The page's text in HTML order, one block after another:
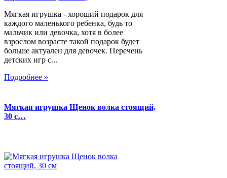
Мягкая игрушка - хороший подарок для
каждого маленького ребенка, будь то
мальчик или девочка, хотя в более
взрослом возрасте такой подарок будет
больше актуален для девочек. Перечень
детских игр с...
Подробнее »
Мягкая игрушка Щенок волка стоящий,
30 с…